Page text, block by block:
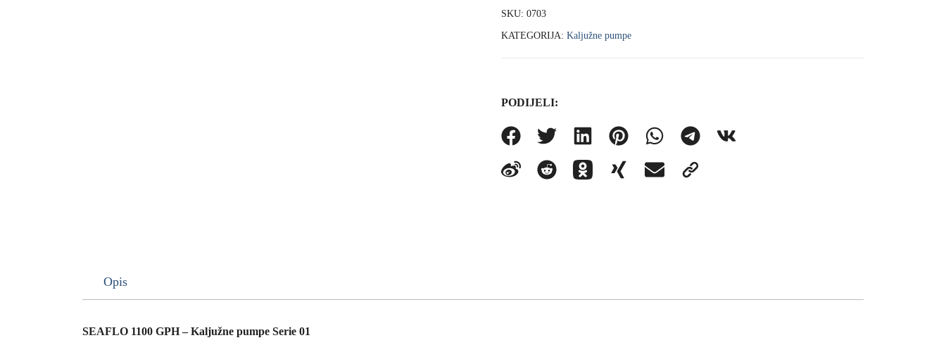
SKU: 0703
KATEGORIJA: Kaljužne pumpe
PODIJELI:
Opis
SEAFLO 1100 GPH – Kaljužne pumpe Serie 01